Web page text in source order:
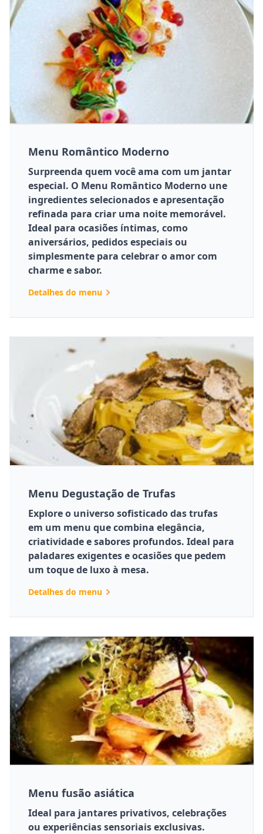
Menu Romântico Moderno
Surpreenda quem você ama com um jantar
especial. O Menu Romântico Moderno une
ingredientes selecionados e apresentação
refinada para criar uma noite memorável.
Ideal para ocasiões íntimas, como
aniversários, pedidos especiais ou
simplesmente para celebrar o amor com
charme e sabor.
Detalhes do menu
Menu Degustação de Trufas
Explore o universo sofisticado das trufas
em um menu que combina elegância,
criatividade e sabores profundos. Ideal para
paladares exigentes e ocasiões que pedem
um toque de luxo à mesa.
Detalhes do menu
Menu fusão asiática
Ideal para jantares privativos, celebrações
ou experiências sensoriais exclusivas.